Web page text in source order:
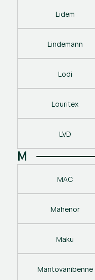
Lidem
Lindemann
Lodi
Louritex
LVD
M
MAC
Mahenor
Maku
Mantovanibenne